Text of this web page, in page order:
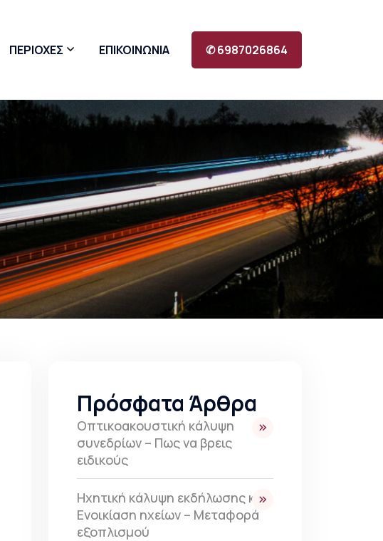
ΠΕΡΙΟΧΕΣ ΕΠΙΚΟΙΝΩΝΙΑ ✆ 6987026864
Πρόσφατα Άρθρα
Οπτικοακουστική κάλυψη
συνεδρίων – Πως να βρεις
ειδικούς
Ηχητική κάλυψη εκδήλωσης και
Ενοικίαση ηχείων – Μεταφορά
εξοπλισμού